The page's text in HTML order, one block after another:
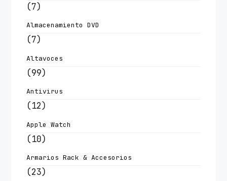
(7)
Almacenamiento DVD
(7)
Altavoces
(99)
Antivirus
(12)
Apple Watch
(10)
Armarios Rack & Accesorios
(23)